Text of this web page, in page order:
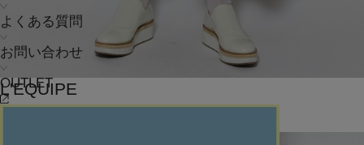
よくある質問
お問い合わせ
OUTLET
L'EQUIPE
スカート(すかーと) /